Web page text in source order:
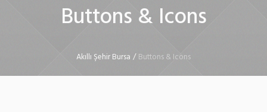
Buttons & Icons
Akıllı Şehir Bursa /Buttons & Icons